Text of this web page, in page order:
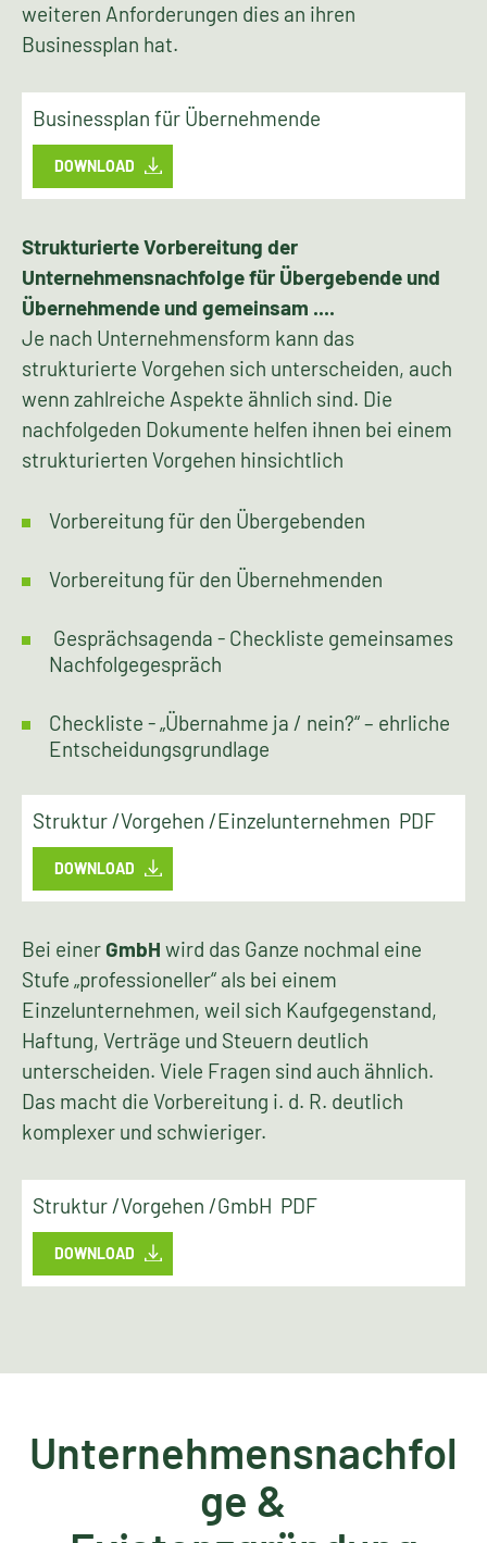
weiteren Anforderungen dies an ihren
Businessplan hat.
Businessplan für Übernehmende
DOWNLOAD
Strukturierte Vorbereitung der
Unternehmensnachfolge für Übergebende und
Übernehmende und gemeinsam ....
Je nach Unternehmensform kann das
strukturierte Vorgehen sich unterscheiden, auch
wenn zahlreiche Aspekte ähnlich sind. Die
nachfolgeden Dokumente helfen ihnen bei einem
strukturierten Vorgehen hinsichtlich
Vorbereitung für den Übergebenden
Vorbereitung für den Übernehmenden
Gesprächsagenda - Checkliste gemeinsames
Nachfolgegespräch
Checkliste - „Übernahme ja / nein?“ – ehrliche
Entscheidungsgrundlage
Struktur /Vorgehen /Einzelunternehmen PDF
DOWNLOAD
Bei einer GmbH wird das Ganze nochmal eine
Stufe „professioneller“ als bei einem
Einzelunternehmen, weil sich Kaufgegenstand,
Haftung, Verträge und Steuern deutlich
unterscheiden. Viele Fragen sind auch ähnlich.
Das macht die Vorbereitung i. d. R. deutlich
komplexer und schwieriger.
Struktur /Vorgehen /GmbH PDF
DOWNLOAD
Unternehmensnachfol
ge &